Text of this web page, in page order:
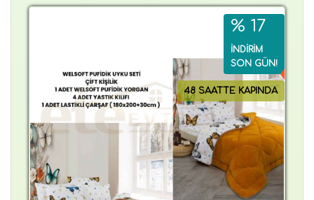
48 SAATTE KAPINDA
% 17
İNDİRİM
SON GÜN!